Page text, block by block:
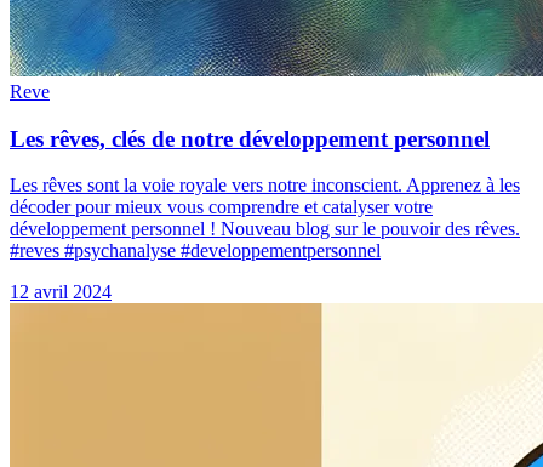
Reve
Les rêves, clés de notre développement personnel
Les rêves sont la voie royale vers notre inconscient. Apprenez à les
décoder pour mieux vous comprendre et catalyser votre
développement personnel ! Nouveau blog sur le pouvoir des rêves.
#reves #psychanalyse #developpementpersonnel
12 avril 2024